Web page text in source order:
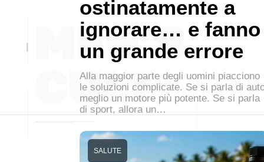
ostinatamente a
ignorare… e fanno
un grande errore
Alla maggior parte degli uomini piacciono
le soluzioni complicate. Se si parla di
meglio un motore più potente. Se si parla
di sport, allora un…
SALUTE